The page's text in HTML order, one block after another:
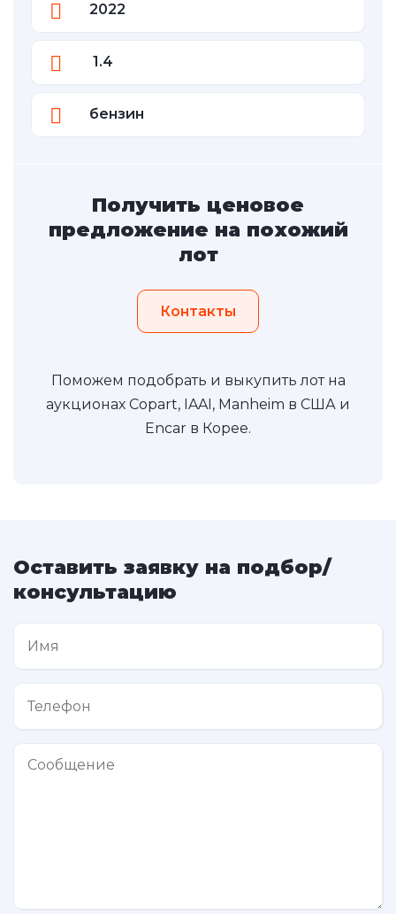
2022
1.4
бензин
Получить ценовое
предложение на похожий
лот
Контакты
Поможем подобрать и выкупить лот на
аукционах Copart, IAAI, Manheim в США и
Encar в Корее.
Оставить заявку на подбор/
консультацию